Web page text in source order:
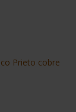
Prieto cobre